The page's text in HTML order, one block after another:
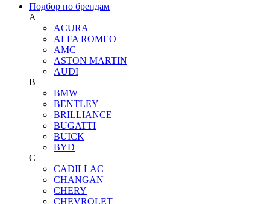
Подбор по брендам
A
ACURA
ALFA ROMEO
AMC
ASTON MARTIN
AUDI
B
BMW
BENTLEY
BRILLIANCE
BUGATTI
BUICK
BYD
C
CADILLAC
CHANGAN
CHERY
CHEVROLET